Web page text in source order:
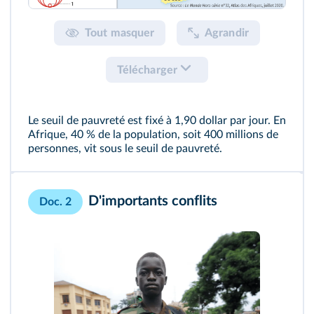
Tout masquer Agrandir
Télécharger
Le seuil de pauvreté est fixé à 1,90 dollar par jour. En
Afrique, 40 % de la population, soit 400 millions de
personnes, vit sous le seuil de pauvreté.
Doc. 2 D'importants conflits